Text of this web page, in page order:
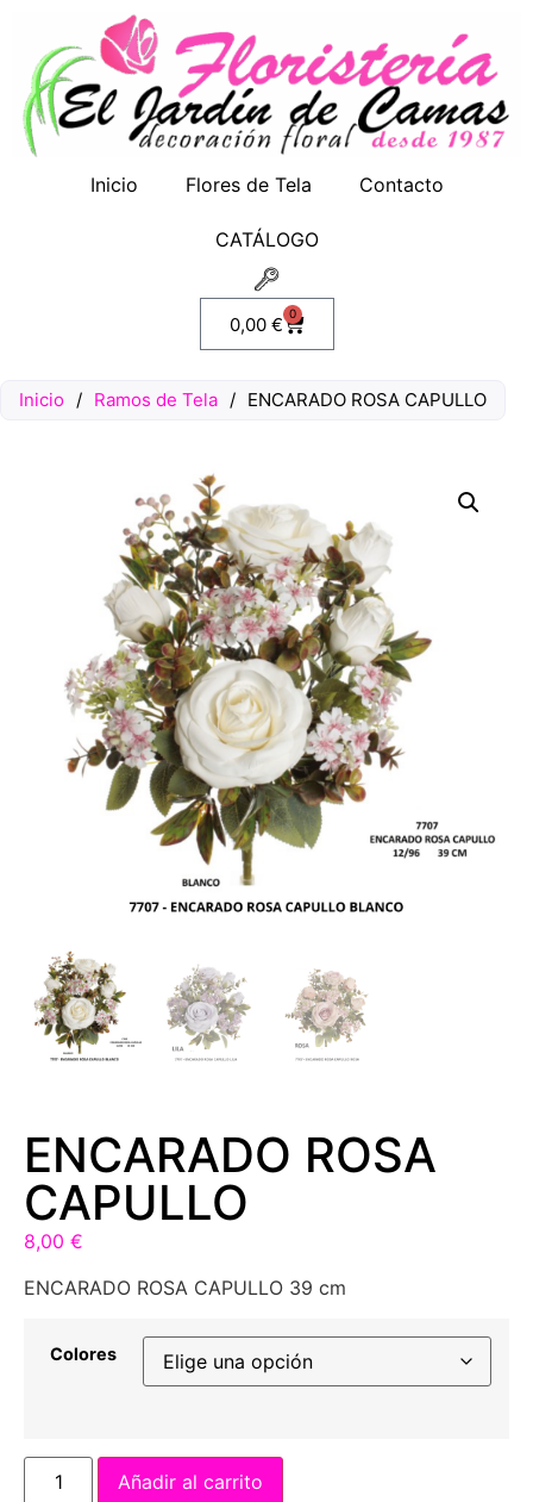
Inicio Flores de Tela Contacto
CATÁLOGO
0,00 € 0
Inicio / Ramos de Tela / ENCARADO ROSA CAPULLO
ENCARADO ROSA
CAPULLO
8,00 €
ENCARADO ROSA CAPULLO 39 cm
Colores
Añadir al carrito